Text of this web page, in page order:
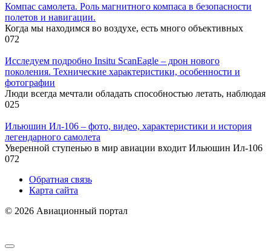
Компас самолета. Роль магнитного компаса в безопасности
полетов и навигации.
Когда мы находимся во воздухе, есть много объективных
072
Исследуем подробно Insitu ScanEagle – дрон нового
поколения. Технические характеристики, особенности и
фотографии
Люди всегда мечтали обладать способностью летать, наблюдая
025
Ильюшин Ил-106 – фото, видео, характеристики и история
легендарного самолета
Уверенной ступенью в мир авиации входит Ильюшин Ил-106
072
Обратная связь
Карта сайта
© 2026 Авиационный портал